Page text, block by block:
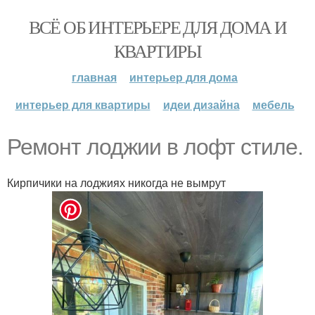
ВСЁ ОБ ИНТЕРЬЕРЕ ДЛЯ ДОМА И
КВАРТИРЫ
главная
интерьер для дома
интерьер для квартиры
идеи дизайна мебель
Ремонт лоджии в лофт стиле.
Кирпичики на лоджиях никогда не вымрут